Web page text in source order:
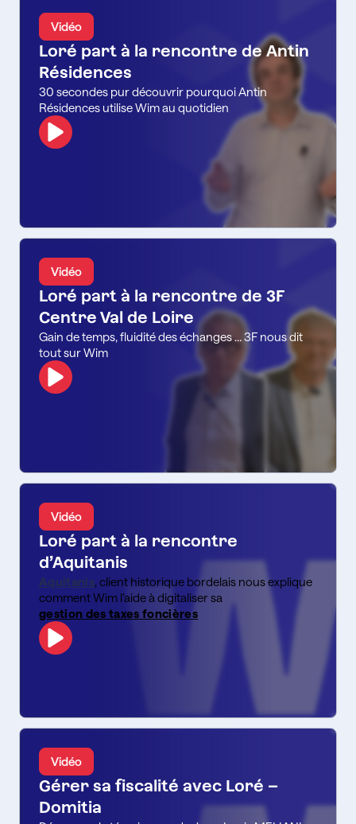
Vidéo
Loré part à la rencontre de Antin
Résidences
30 secondes pur découvrir pourquoi Antin
Résidences utilise Wim au quotidien
Vidéo
Loré part à la rencontre de 3F
Centre Val de Loire
Gain de temps, fluidité des échanges … 3F nous dit
tout sur Wim
Vidéo
Loré part à la rencontre
d’Aquitanis
Aquitanis, client historique bordelais nous explique
comment Wim l’aide à digitaliser sa
gestion des taxes foncières
Vidéo
Gérer sa fiscalité avec Loré –
Domitia